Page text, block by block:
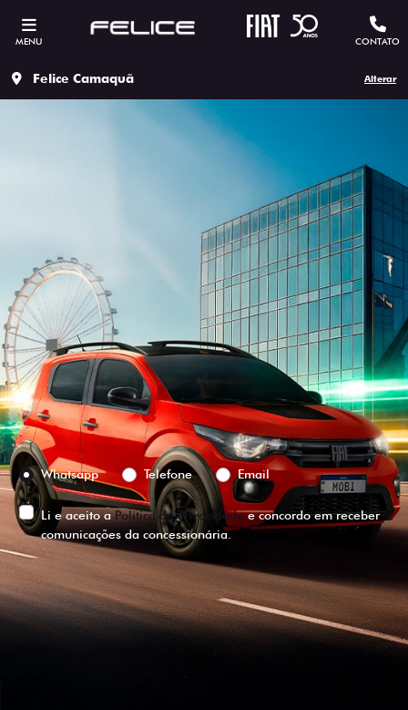
MENU CONTATO
Felice Camaquã Alterar
ESTOU INTERESSADO
Versão escolhida
Preferência de contato:
Whatsapp
Telefone Email
Li e aceito aPolítica de Privacidadee concordo em receber
comunicações da concessionária.
ENTRAR EM CONTATO